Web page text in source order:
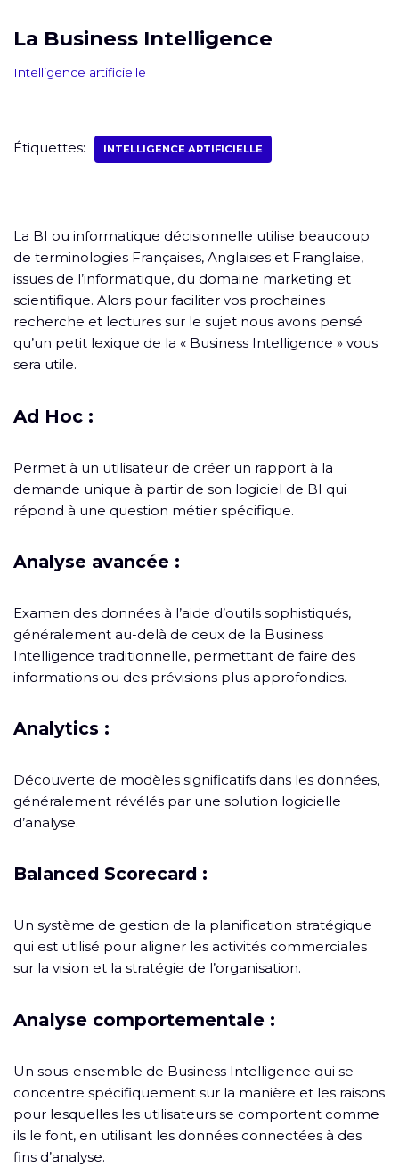
La Business Intelligence
Intelligence artificielle
Étiquettes: INTELLIGENCE ARTIFICIELLE
La BI ou informatique décisionnelle utilise beaucoup
de terminologies Françaises, Anglaises et Franglaise,
issues de l’informatique, du domaine marketing et
scientifique. Alors pour faciliter vos prochaines
recherche et lectures sur le sujet nous avons pensé
qu’un petit lexique de la « Business Intelligence » vous
sera utile.
Ad Hoc :
Permet à un utilisateur de créer un rapport à la
demande unique à partir de son logiciel de BI qui
répond à une question métier spécifique.
Analyse avancée :
Examen des données à l’aide d’outils sophistiqués,
généralement au-delà de ceux de la Business
Intelligence traditionnelle, permettant de faire des
informations ou des prévisions plus approfondies.
Analytics :
Découverte de modèles significatifs dans les données,
généralement révélés par une solution logicielle
d’analyse.
Balanced Scorecard :
Un système de gestion de la planification stratégique
qui est utilisé pour aligner les activités commerciales
sur la vision et la stratégie de l’organisation.
Analyse comportementale :
Un sous-ensemble de Business Intelligence qui se
concentre spécifiquement sur la manière et les raisons
pour lesquelles les utilisateurs se comportent comme
ils le font, en utilisant les données connectées à des
fins d’analyse.